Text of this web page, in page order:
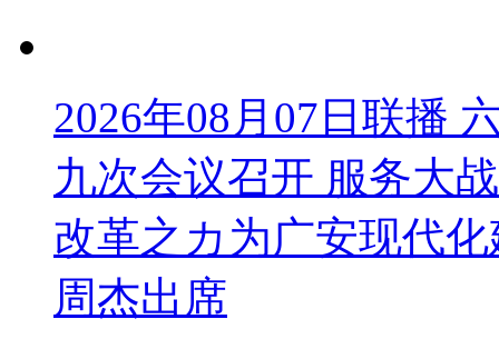
2026年08月07日联播
九次会议召开 服务大
改革之カ为广安现代
周杰出席